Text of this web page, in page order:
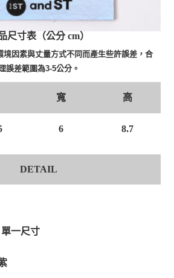
尺寸表（公分 cm）
境因素與丈量方式不同而產生些許誤差，合
誤差範圍為3-5公分。
寬 高
6 8.7
DETAIL
單一尺寸